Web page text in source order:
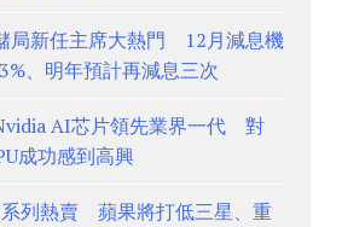
局新任主席大熱門 12月減息機
、明年預計再減息三次
AI芯片領先業界一代 對
成功感到高興
列熱賣 蘋果將打低三星、重